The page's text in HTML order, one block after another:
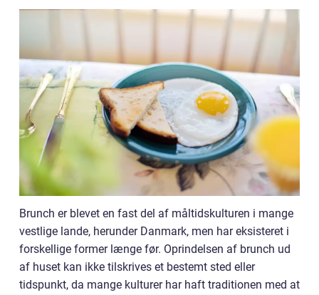
Brunch er blevet en fast del af måltidskulturen i mange
vestlige lande, herunder Danmark, men har eksisteret i
forskellige former længe før. Oprindelsen af brunch ud
af huset kan ikke tilskrives et bestemt sted eller
tidspunkt, da mange kulturer har haft traditionen med at